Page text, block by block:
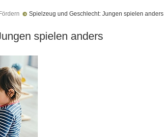
Spielzeug und Geschlecht: Jungen spielen anders
spielen anders